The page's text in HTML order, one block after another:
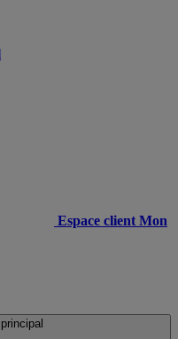
Espace client Mon